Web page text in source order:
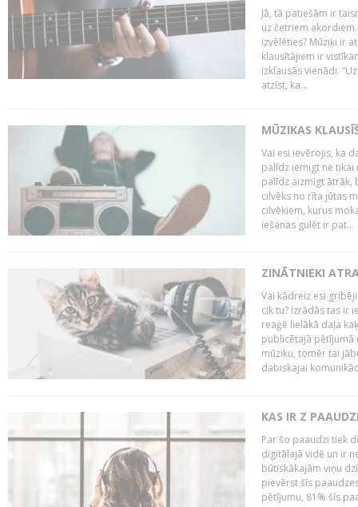
Jā, tā patiešām ir
uz četriem
izvēlēties? Mūziķi ir
klausītājiem ir
izklausās vienādi.
atzīst, ka...
MŪZIKAS
Vai esi ievērojis, ka
palīdz iemigt ne tikai
palīdz aizmigt ātrāk,
cilvēks no rīta jūtas
cilvēkiem, kurus
iešanas gulēt ir pat...
ZINĀTNIEKI
Vai kādreiz esi
cik tu? Izrādās tas ir
reaģē lielākā daļa
publicētajā pētījumā
mūziku, tomēr tai
dabiskajai
KAS IR Z
Par šo paaudzi tiek
digitālajā vidē un ir
būtiskākajām viņu
pievērst šīs
pētījumu, 81% šīs